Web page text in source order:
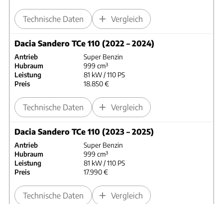
Technische Daten Vergleich
Dacia Sandero TCe 110 (2022 – 2024)
Antrieb
Super Benzin
Hubraum
999 cm³
Leistung
81 kW / 110 PS
Preis
18.850 €
Technische Daten Vergleich
Dacia Sandero TCe 110 (2023 – 2025)
Antrieb
Super Benzin
Hubraum
999 cm³
Leistung
81 kW / 110 PS
Preis
17.990 €
Technische Daten Vergleich